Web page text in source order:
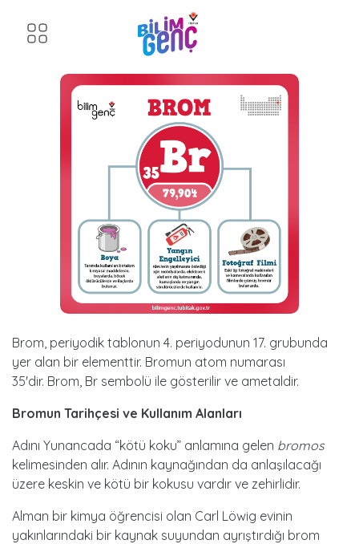
Brom
Eski tip fotoğraf makineleri ve kameralarda
kullanılan filmlerde gümüş bromür bulunurdu.
Brom, periyodik tablonun 4. periyodunun 17. grubunda
yer alan bir elementtir. Bromun atom numarası
35'dir. Brom, Br sembolü ile gösterilir ve ametaldir.
Bromun Tarihçesi ve Kullanım Alanları
Adını Yunancada “kötü koku” anlamına gelen bromos
kelimesinden alır. Adının kaynağından da anlaşılacağı
üzere keskin ve kötü bir kokusu vardır ve zehirlidir.
Alman bir kimya öğrencisi olan Carl Löwig evinin
yakınlarındaki bir kaynak suyundan ayrıştırdığı brom